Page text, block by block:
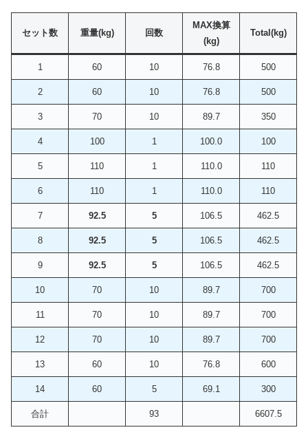
セット数 重量(kg) 回数
MAX換算
(kg)
Total(kg)
1 60 10 76.8 500
2 60 10 76.8 500
3 70 10 89.7 350
4 100 1 100.0 100
5 110 1 110.0 110
6 110 1 110.0 110
7 92.5 5 106.5 462.5
8 92.5 5 106.5 462.5
9 92.5 5 106.5 462.5
10 70 10 89.7 700
11 70 10 89.7 700
12 70 10 89.7 700
13 60 10 76.8 600
14 60 5 69.1 300
合計 93 6607.5